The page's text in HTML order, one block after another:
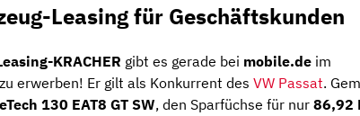
Leasing für Geschäftskunden
KRACHER gibt es gerade bei mobile.de im
erwerben! Er gilt als Konkurrent des VW Passat.
130 EAT8 GT SW, den Sparfüchse für nur 86,92